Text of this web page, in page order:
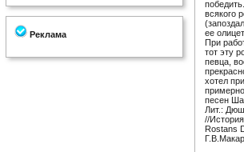
Реклама
всякого
ее
При
тот эту
певца,
хотел
песен
Лит.:
//
Rostans